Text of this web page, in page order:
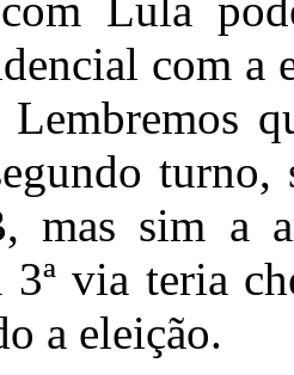
com a
turno,
mas sim a
via teria
a eleição.